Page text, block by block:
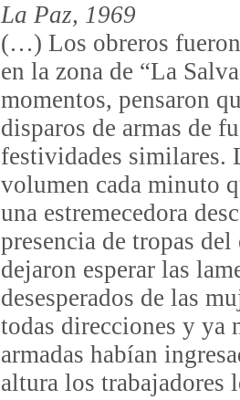
La Paz, 1969
(…) Los obreros
en la zona de “La
momentos, pensaron
disparos de armas de
festividades similares.
volumen cada minuto
una estremecedora
presencia de tropas
dejaron esperar las
desesperados de las
todas direcciones y ya
armadas habían
altura los trabajadores